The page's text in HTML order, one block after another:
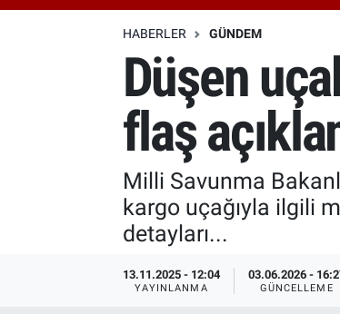
HABERLER GÜNDEM
Düşen
flaş
Milli Savunma
kargo uçağıyla ilgili
detayları...
13.11.2025 - 12:04
YAYINLANMA
03.06.2026 -
GÜNCELLEME
Özel Haberler
Özel Haberler
Erişim Bilgileri
Haber Arşivi